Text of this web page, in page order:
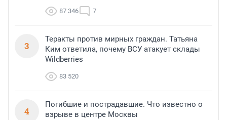
87 346 7
3
Теракты против мирных граждан. Татьяна
Ким ответила, почему ВСУ атакует склады
Wildberries
83 520
4
Погибшие и пострадавшие. Что известно о
взрыве в центре Москвы